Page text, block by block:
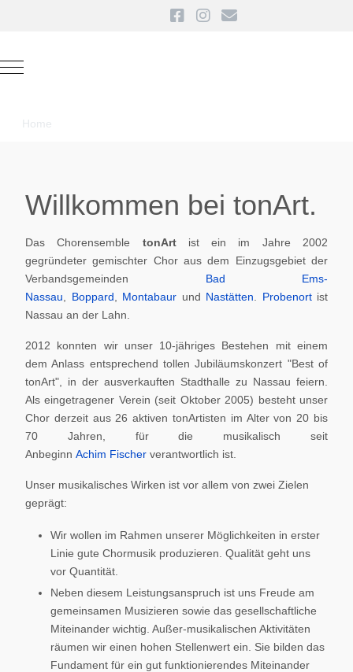
Mobile Menu Toggle
Home
Willkommen bei tonArt.
Das Chorensemble tonArt ist ein im Jahre 2002
gegründeter gemischter Chor aus dem Einzugsgebiet der
Verbandsgemeinden Bad Ems-
Nassau
Boppard Montabaur und Nastätten Probenortist
Nassau an der Lahn.
2012 konnten wir unser 10-jähriges Bestehen mit einem
dem Anlass entsprechend tollen Jubiläumskonzert "Best of
tonArt", in der ausverkauften Stadthalle zu Nassau feiern.
Als eingetragener Verein (seit Oktober 2005) besteht unser
Chor derzeit aus 26 aktiven tonArtisten im Alter von 20 bis
70 Jahren, für die musikalisch seit
Anbeginn Achim Fischer verantwortlich ist.
Unser musikalisches Wirken ist vor allem von zwei Zielen
geprägt:
Wir wollen im Rahmen unserer Möglichkeiten in erster
Linie gute Chormusik produzieren. Qualität geht uns
vor Quantität.
Neben diesem Leistungsanspruch ist uns Freude am
gemeinsamen Musizieren sowie das gesellschaftliche
Miteinander wichtig. Außer-musikalischen Aktivitäten
räumen wir einen hohen Stellenwert ein. Sie bilden das
Fundament für ein gut funktionierendes Miteinander